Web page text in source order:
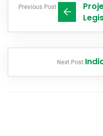
Previous Post
Next Post